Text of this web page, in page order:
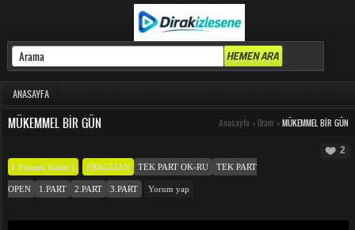
ANASAYFA
MÜKEMMEL BIR GÜN Anasayfa > Dram > MÜKEMMEL BIR GÜN
2
( Yüksek Kalite ) FRAGMAN TEK PART OK-RU TEK PART
OPEN 1.PART 2.PART 3.PART Yorum yap